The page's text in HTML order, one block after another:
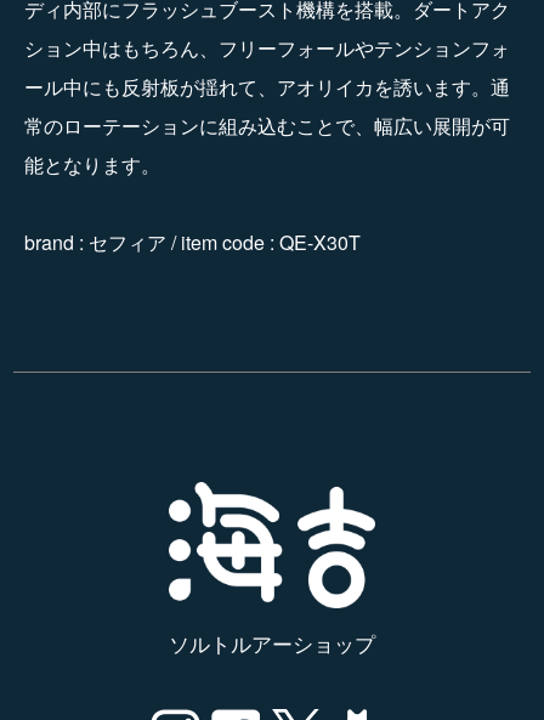
ディ内部にフラッシュブースト機構を搭載。ダートアク
ション中はもちろん、フリーフォールやテンションフォ
ール中にも反射板が揺れて、アオリイカを誘います。通
常のローテーションに組み込むことで、幅広い展開が可
能となります。
brand : セフィア / item code : QE-X30T
ソルトルアーショップ